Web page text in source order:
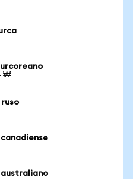
₩
ruso
canadiense
australiano